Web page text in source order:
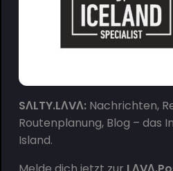
SΛLTY.LΛVΛ:Nachrichten,
Routenplanung, Blog – das
Island.